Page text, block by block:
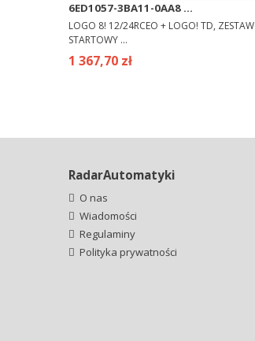
6ED1057-3BA11-0AA8 ...
LOGO 8! 12/24RCEO + LOGO! TD, ZESTAW
STARTOWY ...
1 367,70 zł
RadarAutomatyki
O nas
Wiadomości
Regulaminy
Polityka prywatności